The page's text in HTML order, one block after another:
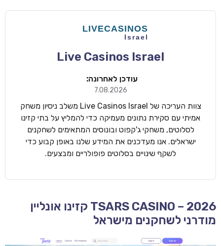
Live Casinos Israel
עודכן לאחרונה:
7.08.2026
צוות העריכה של Live Casinos Israel משלב ניסיון משחק
אמיתי עם סקירת נתונים מעמיקה כדי להמליץ על בתי קזינו
לסלוטים, משחקי ג'קפוט ובונוסים המתאימים לשחקנים
ישראלים. אנו מעדכנים את המידע שלנו באופן קבוע כדי
לשקף שינויים בסלוטים פופולריים ומבצעים.
TSARS CASINO – 2026 קזינו אונליין
מודרני לשחקנים מישראל